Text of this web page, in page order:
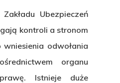
Ubezpieczeń
kontroli a stronom
wniesienia odwołania
organu
Istnieje duże